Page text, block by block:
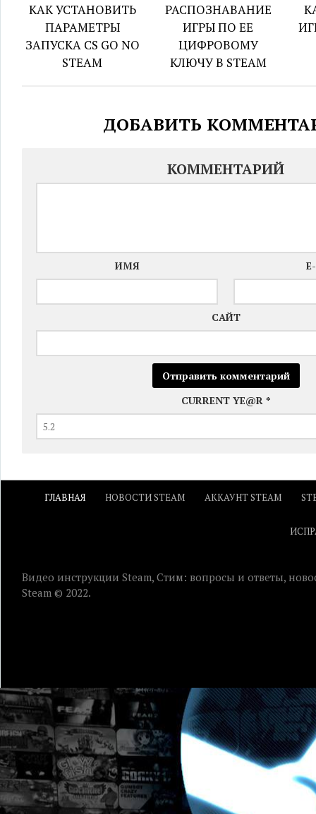
КАК УСТАНОВИТЬ
ПАРАМЕТРЫ
ЗАПУСКА CS GO NO
STEAM
РАСПОЗНАВАНИЕ
ИГРЫ ПО ЕЕ
ЦИФРОВОМУ
КЛЮЧУ В STEAM
ДОБАВИТЬ
КОММЕНТАРИЙ
ИМЯ
САЙТ
CURRENT YE@R *
ГЛАВНАЯ НОВОСТИ STEAM АККАУНТ STEAM
Видео инструкции Steam, Стим: вопросы и ответы,
Steam © 2022.